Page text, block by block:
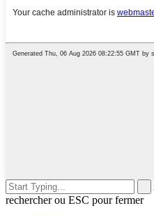
rechercher ou ESC pour fermer